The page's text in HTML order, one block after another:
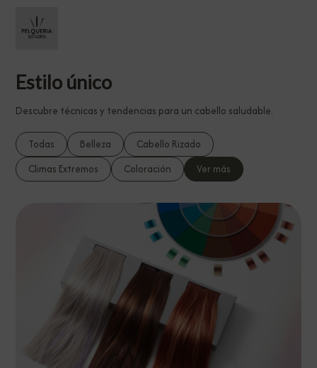
Estilo único
Descubre técnicas y tendencias para un cabello saludable.
Todas Belleza
Cabello Rizado
Climas Extremos
Coloración Ver más